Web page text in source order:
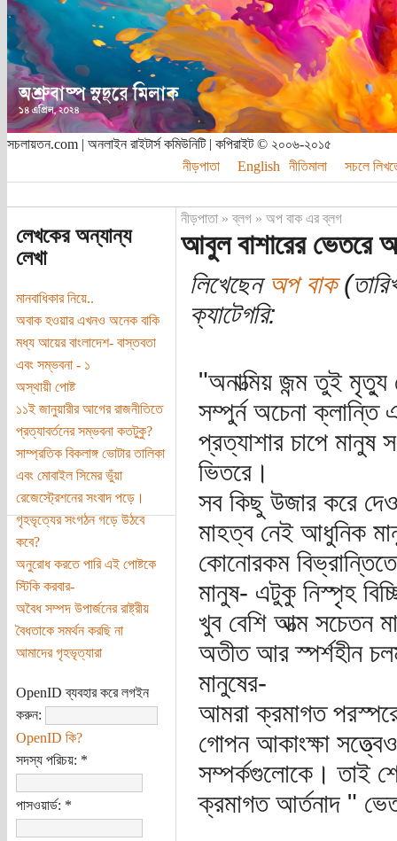
সচলায়তন.com | অনলাইন রাইটার্স কমিউনিটি | কপিরাইট © ২০০৬-২০১৫
নীড়পাতা
English নীতিমালা সচলে
লেখকের অন্যান্য
লেখা
মানবাধিকার নিয়ে..
অবাক হওয়ার এখনও অনেক বাকি
মধ্য আয়ের বাংলাদেশ- বাস্তবতা
এবং সম্ভবনা - ১
অস্থায়ী পোষ্ট
১১ই জানুয়ারীর আগের রাজনীতিতে
প্রত্যাবর্তনের সম্ভবনা কতটুকু?
সাম্প্রতিক বিকলাঙ্গ ভোটার তালিকা
এবং মোবাইল সিমের ভুঁয়া
রেজেস্ট্রেশনের সংবাদ পড়ে।
গৃহভৃত্যের সংগঠন গড়ে উঠবে
কবে?
অনুরোধ করতে পারি এই পোষ্টকে
স্টিকি করবার-
অবৈধ সম্পদ উপার্জনের রাষ্ট্রীয়
বৈধতাকে সমর্থন করছি না
আমাদের গৃহভৃত্যারা
OpenID ব্যবহার করে লগইন
করুন:
OpenID কি?
সদস্য পরিচয়: *
পাসওয়ার্ড: *
নীড়পাতা»ব্লগ» অপ বাক এর ব্লগ
আবুল বাশারের ভেতরে
লিখেছেন অপ বাক
ক্যাটেগরি:
"অনাত্মিয় জন্ম তুই
সম্পুর্ন অচেনা ক্লান্তি
প্রত্যাশার চাপে মানুষ
ভিতরে।
সব কিছু উজার করে
মাহত্ব নেই আধুনিক
কোনোরকম
মানুষ- এটুকু নিস্পৃহ
খুব বেশি আত্ম সচেতন
অতীত আর স্পর্শহীন
মানুষের-
আমরা ক্রমাগত
গোপন আকাংক্ষা
সম্পর্কগুলোকে। তাই
ক্রমাগত আর্তনাদ "